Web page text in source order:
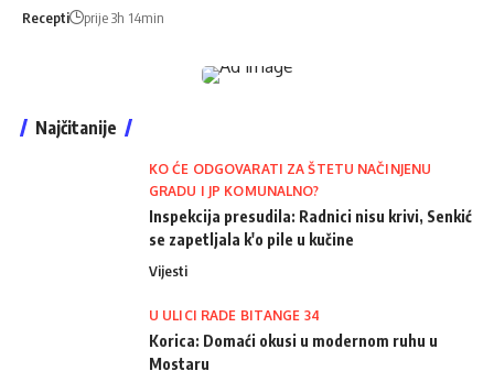
Recepti prije 3h 14min
Najčitanije
KO ĆE ODGOVARATI ZA ŠTETU NAČINJENU
GRADU I JP KOMUNALNO?
Inspekcija presudila: Radnici nisu krivi, Senkić
se zapetljala k'o pile u kučine
Vijesti
U ULICI RADE BITANGE 34
Korica: Domaći okusi u modernom ruhu u
Mostaru